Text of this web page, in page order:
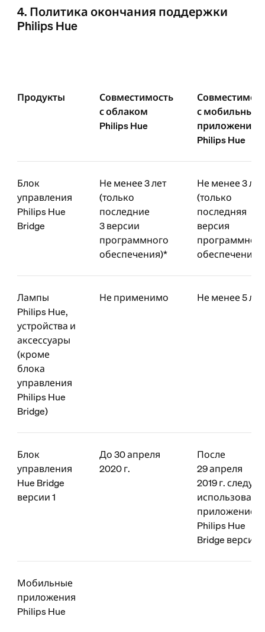
4. Политика окончания поддержки
Philips Hue
Продукты
Совместимость
с облаком
Philips Hue
с мобильным
приложением
Philips Hue
Блок
управления
Philips Hue
Bridge
Не менее 3 лет
(только
последние
3 версии
программного
обеспечения)*
Не менее 3 лет
(только
последняя
версия
обеспечения)
Лампы
Philips Hue,
устройства и
аксессуары
(кроме
блока
управления
Philips Hue
Bridge)
Не применимо Не менее 5 лет
Блок
управления
Hue Bridge
версии 1
До 30 апреля
2020 г.
После
29 апреля
2019 г. следует
использовать
приложение
Philips Hue
Bridge версии
Мобильные
приложения
Philips Hue